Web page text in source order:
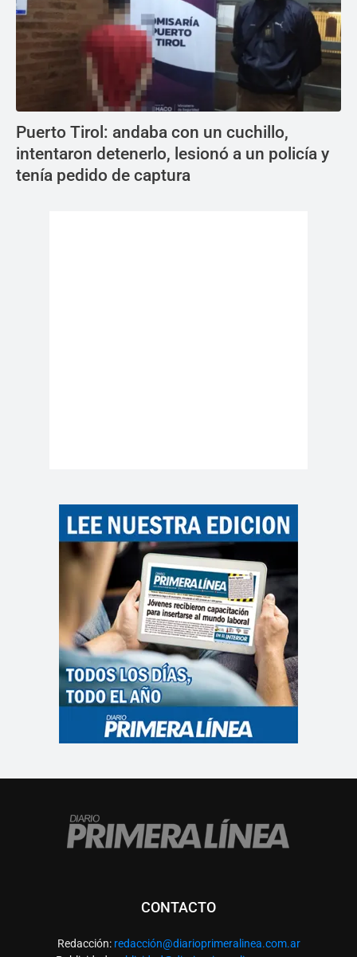
Puerto Tirol: andaba con un cuchillo,
intentaron detenerlo, lesionó a un policía y
tenía pedido de captura
CONTACTO
Redacción: redacción@diarioprimeralinea.com.ar